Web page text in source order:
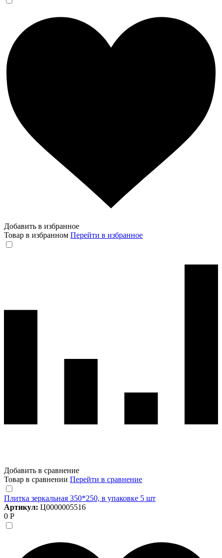
Добавить в избранное
Товар в избранном Перейти в избранное
Добавить в сравнение
Товар в сравнении Перейти в сравнение
Плитка зеркальная 350*250, в упаковке 5 шт
Артикул: Ц0000005516
0 Р